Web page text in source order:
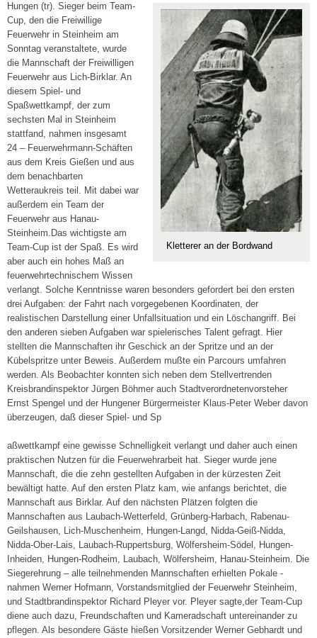
Kletterer an der Bordwand
Hungen (tr). Sieger beim Team-
Cup, den die Freiwillige
Feuerwehr in Steinheim am
Sonntag veranstaltete, wurde
die Mannschaft der Freiwilligen
Feuerwehr aus Lich-Birklar. An
diesem Spiel- und
Spaßwettkampf, der zum
sechsten Mal in Steinheim
stattfand, nahmen insgesamt
24 – Feuerwehrmann-Schäften
aus dem Kreis Gießen und aus
dem benachbarten
Wetteraukreis teil. Mit dabei war
außerdem ein Team der
Feuerwehr aus Hanau-
Steinheim.Das wichtigste am
Team-Cup ist der Spaß. Es wird
aber auch ein hohes Maß an
feuerwehrtechnischem Wissen
verlangt. Solche Kenntnisse waren besonders gefordert bei den ersten
drei Aufgaben: der Fahrt nach vorgegebenen Koordinaten, der
realistischen Darstellung einer Unfallsituation und ein Löschangriff. Bei
den anderen sieben Aufgaben war spielerisches Talent gefragt. Hier
stellten die Mannschaften ihr Geschick an der Spritze und an der
Kübelspritze unter Beweis. Außerdem mußte ein Parcours umfahren
werden. Als Beobachter konnten sich neben dem Stellvertrenden
Kreisbrandinspektor Jürgen Böhmer auch Stadtverordnetenvorsteher
Ernst Spengel und der Hungener Bürgermeister Klaus-Peter Weber davon
überzeugen, daß dieser Spiel- und Sp
aßwettkampf eine gewisse Schnelligkeit verlangt und daher auch einen
praktischen Nutzen für die Feuerwehrarbeit hat. Sieger wurde jene
Mannschaft, die die zehn gestellten Aufgaben in der kürzesten Zeit
bewältigt hatte. Auf den ersten Platz kam, wie anfangs berichtet, die
Mannschaft aus Birklar. Auf den nächsten Plätzen folgten die
Mannschaften aus Laubach-Wetterfeld, Grünberg-Harbach, Rabenau-
Geilshausen, Lich-Muschenheim, Hungen-Langd, Nidda-Geiß-Nidda,
Nidda-Ober-Lais, Laubach-Ruppertsburg, Wölfersheim-Södel, Hungen-
Inheiden, Hungen-Rodheim, Laubach, Wölfersheim, Hanau-Steinheim. Die
Siegerehrung – alle teilnehmenden Mannschaften erhielten Pokale -
nahmen Werner Hofmann, Vorstandsmitglied der Feuerwehr Steinheim,
und Stadtbrandinspektor Richard Pleyer vor. Pleyer sagte,der Team-Cup
diene auch dazu, Freundschaften und Kameradschaft untereinander zu
pflegen. Als besondere Gäste hießen Vorsitzender Werner Gebhardt und